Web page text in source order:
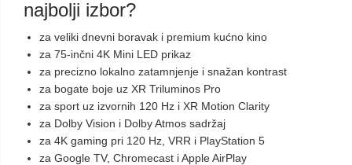
najbolji izbor?
za veliki dnevni boravak i premium kućno kino
za 75-inčni 4K Mini LED prikaz
za precizno lokalno zatamnjenje i snažan kontrast
za bogate boje uz XR Triluminos Pro
za sport uz izvornih 120 Hz i XR Motion Clarity
za Dolby Vision i Dolby Atmos sadržaj
za 4K gaming pri 120 Hz, VRR i PlayStation 5
za Google TV, Chromecast i Apple AirPlay